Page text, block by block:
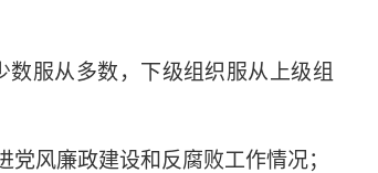
服从多数，下级组织服从上级组
风廉政建设和反腐败工作情况；